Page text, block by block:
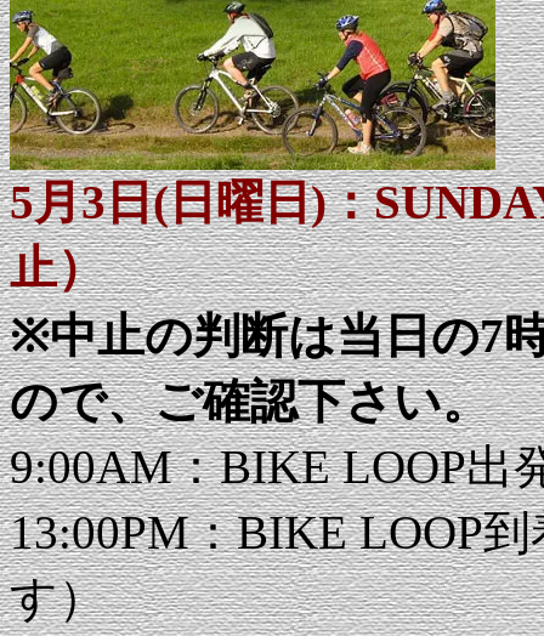
5月3日(日曜日)：
止）
※中止の判断は当日の7
ので、ご確認下さい。
9:00AM：BIKE LOOP出
13:00PM：BIKE LOOP
す）